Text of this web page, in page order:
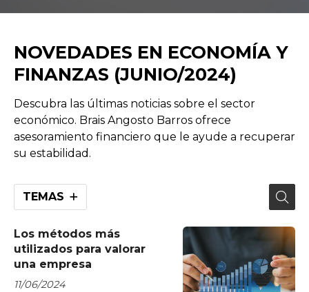
NOVEDADES EN ECONOMÍA Y
FINANZAS (JUNIO/2024)
Descubra las últimas noticias sobre el sector
económico. Brais Angosto Barros ofrece
asesoramiento financiero que le ayude a recuperar
su estabilidad.
TEMAS
Los métodos más
utilizados para valorar
una empresa
11/06/2024